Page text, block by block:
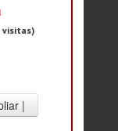
visitas)